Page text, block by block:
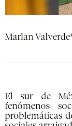
Marlan
El sur de
fenómenos
problemáticas